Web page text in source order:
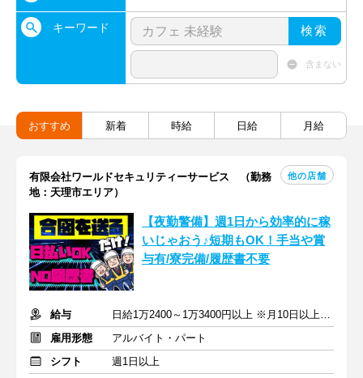
キーワード 検索
含まない
おすすめ 新着 時給 日給 月給
有限会社ワールドセキュリティーサービス （勤務
地：天理市エリア）
他の店舗
【夜勤警備】週1日から効率的に稼
いじゃおう♪短期もOK！手当や賞
与有/寮完備/履歴書不要
給与
日給1万2400～1万3400円以上 ※月10日以上出勤で日給500円UP
雇用形態
アルバイト・パート
シフト
週1日以上